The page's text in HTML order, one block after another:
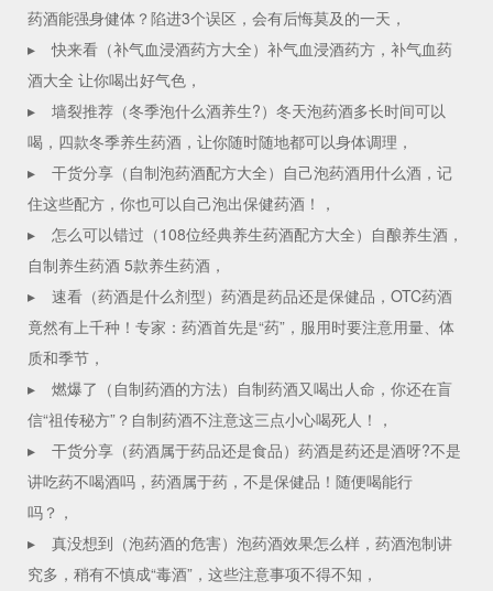
药酒能强身健体？陷进3个误区，会有后悔莫及的一天，
▸
快来看（补气血浸酒药方大全）补气血浸酒药方，补气血药
酒大全 让你喝出好气色，
▸
墙裂推荐（冬季泡什么酒养生?）冬天泡药酒多长时间可以
喝，四款冬季养生药酒，让你随时随地都可以身体调理，
▸
干货分享（自制泡药酒配方大全）自己泡药酒用什么酒，记
住这些配方，你也可以自己泡出保健药酒！，
▸
怎么可以错过（108位经典养生药酒配方大全）自酿养生酒，
自制养生药酒 5款养生药酒，
▸
速看（药酒是什么剂型）药酒是药品还是保健品，OTC药酒
竟然有上千种！专家：药酒首先是“药”，服用时要注意用量、体
质和季节，
▸
燃爆了（自制药酒的方法）自制药酒又喝出人命，你还在盲
信“祖传秘方”？自制药酒不注意这三点小心喝死人！，
▸
干货分享（药酒属于药品还是食品）药酒是药还是酒呀?不是
讲吃药不喝酒吗，药酒属于药，不是保健品！随便喝能行
吗？，
▸
真没想到（泡药酒的危害）泡药酒效果怎么样，药酒泡制讲
究多，稍有不慎成“毒酒”，这些注意事项不得不知，